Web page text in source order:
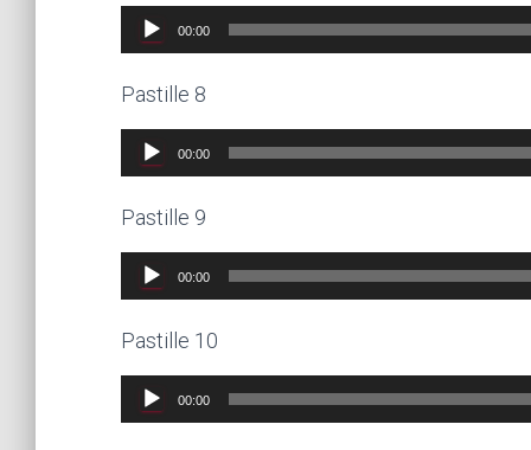
Lecteur
audio
00:00
Pastille 8
Lecteur
audio
00:00
Pastille 9
Lecteur
audio
00:00
Pastille 10
Lecteur
audio
00:00